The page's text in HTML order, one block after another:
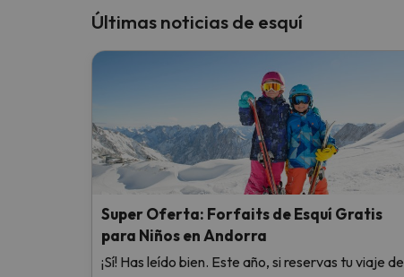
Últimas noticias de esquí
Super Oferta: Forfaits de Esquí Gratis
para Niños en Andorra
¡Sí! Has leído bien. Este año, si reservas tu viaje de